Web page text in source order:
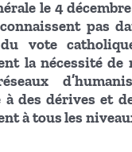
le 4
pas
vote
la nécessité de
à des dérives et
à tous les